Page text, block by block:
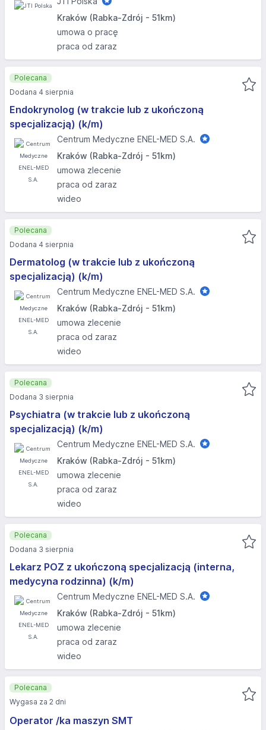
Kraków (Rabka-Zdrój - 51km)
umowa o pracę
praca od zaraz
Endokrynolog (w trakcie lub z ukończoną
specjalizacją) (k/m)
Centrum Medyczne ENEL-MED S.A.
Kraków (Rabka-Zdrój - 51km)
umowa zlecenie
praca od zaraz
wideo
Polecana
Dodana 4 sierpnia
Dermatolog (w trakcie lub z ukończoną
specjalizacją) (k/m)
Centrum Medyczne ENEL-MED S.A.
Kraków (Rabka-Zdrój - 51km)
umowa zlecenie
praca od zaraz
wideo
Polecana
Dodana 4 sierpnia
Psychiatra (w trakcie lub z ukończoną
specjalizacją) (k/m)
Centrum Medyczne ENEL-MED S.A.
Kraków (Rabka-Zdrój - 51km)
umowa zlecenie
praca od zaraz
wideo
Polecana
Dodana 3 sierpnia
Lekarz POZ z ukończoną specjalizacją (interna,
medycyna rodzinna) (k/m)
Centrum Medyczne ENEL-MED S.A.
Kraków (Rabka-Zdrój - 51km)
umowa zlecenie
praca od zaraz
wideo
Polecana
Dodana 3 sierpnia
Operator /ka maszyn SMT
Polecana
Wygasa za 2 dni